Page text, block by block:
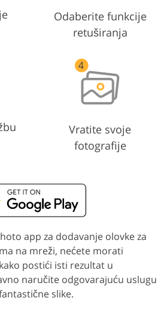
Odaberite funkcije
retuširanja
Vratite svoje
fotografije
app za dodavanje olovke za
na mreži, nećete morati
postići isti rezultat u
naručite odgovarajuću uslugu
slike.